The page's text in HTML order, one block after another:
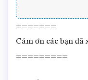
=======
Cám ơn các bạn đã
=========